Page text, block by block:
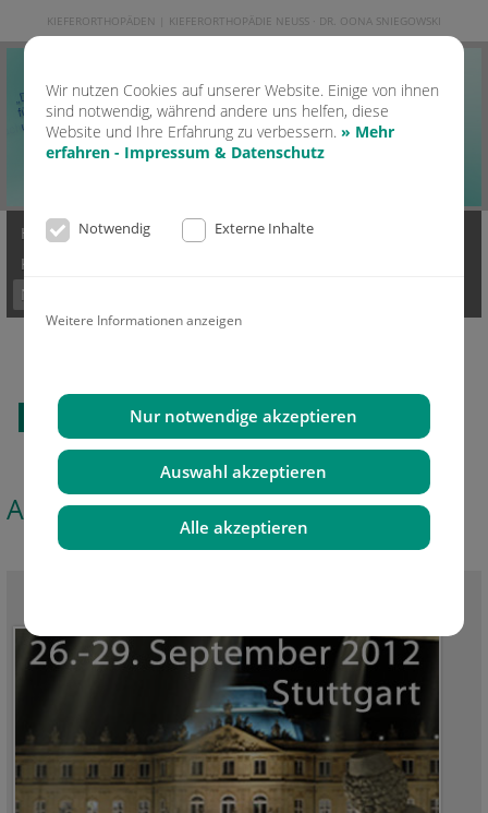
Wir nutzen Cookies auf unserer Website. Einige von ihnen
sind notwendig, während andere uns helfen, diese
Website und Ihre Erfahrung zu verbessern.» Mehr
erfahren - Impressum & Datenschutz
Notwendig Externe Inhalte
Weitere Informationen anzeigen
Nur notwendige akzeptieren
Auswahl akzeptieren
Alle akzeptieren
KIEFERORTHOPÄDEN | KIEFERORTHOPÄDIE NEUSS · DR. OONA SNIEGOWSKI
Home Kontakt
Ästhetik & Lachen
KFO Erwachsene
News
Alle News lesen
Aktuelle News
Alle News sehen